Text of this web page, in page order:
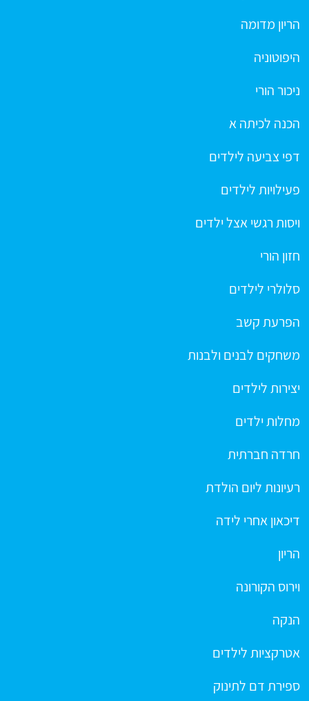
הריון מדומה
היפוטוניה
ניכור הורי
הכנה לכיתה א
דפי צביעה לילדים
פעילויות לילדים
ויסות רגשי אצל ילדים
חזון הורי
סלולרי לילדים
הפרעת קשב
משחקים לבנים ולבנות
יצירות לילדים
מחלות ילדים
חרדה חברתית
רעיונות ליום הולדת
דיכאון אחרי לידה
הריון
וירוס הקורונה
הנקה
אטרקציות לילדים
ספירת דם לתינוק